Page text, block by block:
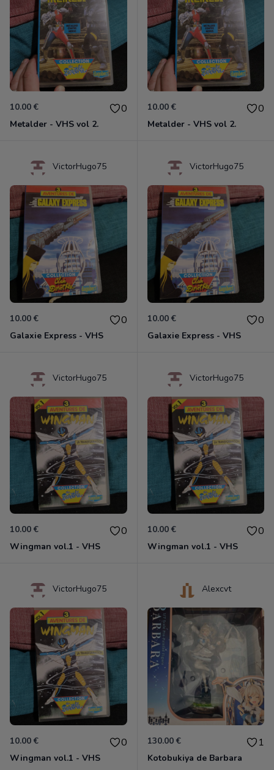
10.00 € 0
Metalder - VHS vol 2.
10.00 € 0
Metalder - VHS vol 2.
VictorHugo75
10.00 € 0
Galaxie Express - VHS
VictorHugo75
10.00 € 0
Galaxie Express - VHS
VictorHugo75
10.00 € 0
Wingman vol.1 - VHS
VictorHugo75
10.00 € 0
Wingman vol.1 - VHS
VictorHugo75
10.00 € 0
Wingman vol.1 - VHS
Alexcvt
130.00 € 1
Kotobukiya de Barbara